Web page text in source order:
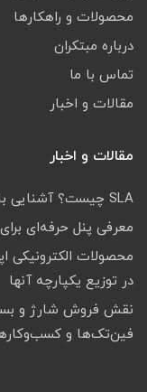
محصولات و راهکارها
درباره مبتکران
تماس با ما
مقالات و اخبار
مقالات و اخبار
SLA چیست؟ آشنایی با مفهوم توافق‌نامه سطح خدمات
معرفی پنل حرفه‌ای
محصولات الکترونیکی
در توزیع یکپارچه آنها
نقش فروش شارژ و
فین‌تک‌ها و